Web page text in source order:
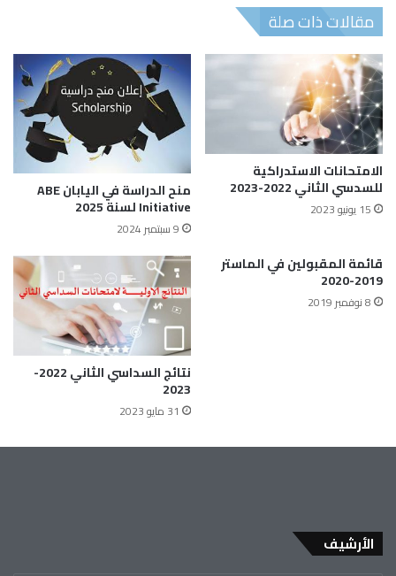
مقالات ذات صلة
الامتحانات الاستدراكية
للسدسي الثاني 2022-2023
15 يونيو 2023
منح الدراسة في اليابان ABE
Initiative لسنة 2025
9 سبتمبر 2024
قائمة المقبولين في الماستر
2019-2020
8 نوفمبر 2019
نتائج السداسي الثاني 2022-
2023
31 مايو 2023
الأرشيف